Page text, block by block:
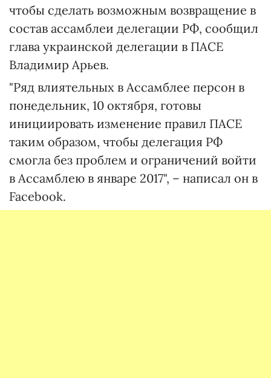
чтобы сделать возможным возвращение в
состав ассамблеи делегации РФ, сообщил
глава украинской делегации в ПАСЕ
Владимир Арьев.
"Ряд влиятельных в Ассамблее персон в
понедельник, 10 октября, готовы
инициировать изменение правил ПАСЕ
таким образом, чтобы делегация РФ
смогла без проблем и ограничений войти
в Ассамблею в январе 2017", – написал он в
Facebook.